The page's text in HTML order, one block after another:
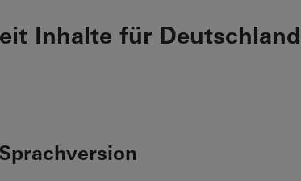
Inhalte für Deutschland